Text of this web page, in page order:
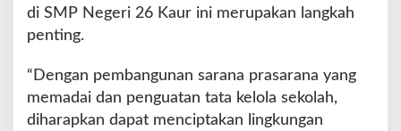
di SMP Negeri 26 Kaur ini merupakan langkah
penting.
“Dengan pembangunan sarana prasarana yang
memadai dan penguatan tata kelola sekolah,
diharapkan dapat menciptakan lingkungan